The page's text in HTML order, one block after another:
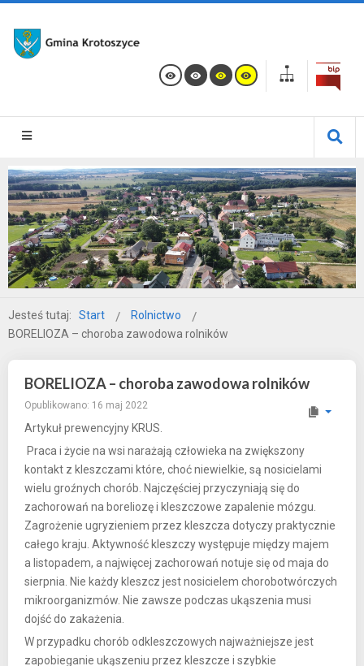
Jesteś tutaj: Start
Rolnictwo
BORELIOZA – choroba zawodowa rolników
BORELIOZA – choroba zawodowa rolników
Opublikowano: 16 maj 2022
Artykuł prewencyjny KRUS.
Praca i życie na wsi narażają człowieka na zwiększony
kontakt z kleszczami które, choć niewielkie, są nosicielami
wielu groźnych chorób. Najczęściej przyczyniają się do
zachorowań na boreliozę i kleszczowe zapalenie mózgu.
Zagrożenie ugryzieniem przez kleszcza dotyczy praktycznie
całego kraju. Aktywność kleszczy występuje między majem
a listopadem, a najwięcej zachorowań notuje się od maja do
sierpnia. Nie każdy kleszcz jest nosicielem chorobotwórczych
mikroorganizmów. Nie zawsze podczas ukąszenia musi
dojść do zakażenia.
W przypadku chorób odkleszczowych najważniejsze jest
zapobieganie ukąszeniu przez kleszcze i szybkie